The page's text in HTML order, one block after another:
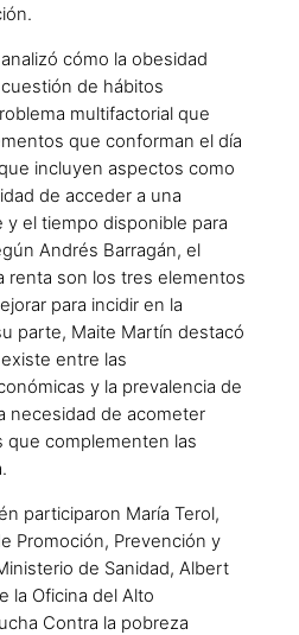
cómo la obesidad
de hábitos
multifactorial que
que conforman el día
incluyen aspectos como
de acceder a una
y el tiempo disponible para
Andrés Barragán, el
renta son los tres elementos
para incidir en la
parte, Maite Martín destacó
entre las
y la prevalencia de
necesidad de acometer
que complementen las
participaron María Terol,
Promoción, Prevención y
de Sanidad, Albert
la Oficina del Alto
Contra la pobreza